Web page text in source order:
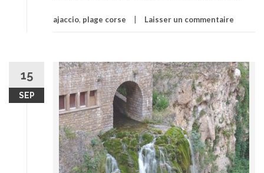
ajaccio, plage corse Laisser un commentaire
15
SEP